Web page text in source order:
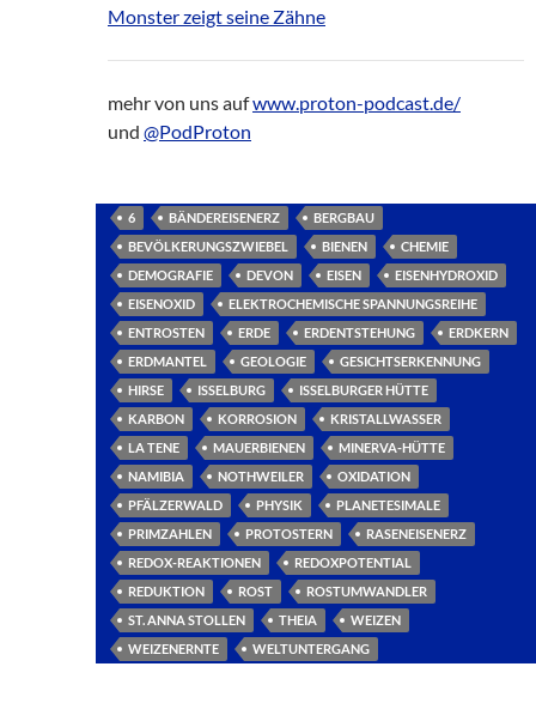
Monster zeigt seine Zähne
mehr von uns aufwww.proton-podcast.de/
und @PodProton
6 BÄNDEREISENERZ
BERGBAU
BEVÖLKERUNGSZWIEBEL
BIENEN
CHEMIE
DEMOGRAFIE
DEVON EISEN
EISENHYDROXID
EISENOXID
ELEKTROCHEMISCHE SPANNUNGSREIHE
ENTROSTEN
ERDE ERDENTSTEHUNG
ERDKERN
ERDMANTEL
GEOLOGIE
GESICHTSERKENNUNG
HIRSE
ISSELBURG
ISSELBURGER HÜTTE
KARBON
KORROSION
KRISTALLWASSER
LA TENE
MAUERBIENEN
MINERVA-HÜTTE
NAMIBIA
NOTHWEILER
OXIDATION
PFÄLZERWALD
PHYSIK
PLANETESIMALE
PRIMZAHLEN
PROTOSTERN
RASENEISENERZ
REDOX-REAKTIONEN
REDOXPOTENTIAL
REDUKTION
ROST
ROSTUMWANDLER
ST. ANNA STOLLEN
THEIA
WEIZEN
WEIZENERNTE
WELTUNTERGANG